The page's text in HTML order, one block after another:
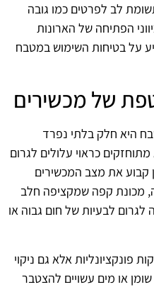
לב לפרטים כמו גובה
הפתיחה של הארונות
על בטיחות השימוש במטבח
של מכשירים
היא חלק בלתי נפרד
כראוי עלולים לגרום
קבוע את מצב המכשירים
מכונת קפה שמקציפה חלב
לבעיות של חום גבוה או
פונקציונליות אלא גם ניקוי
או מים עשויים להצטבר